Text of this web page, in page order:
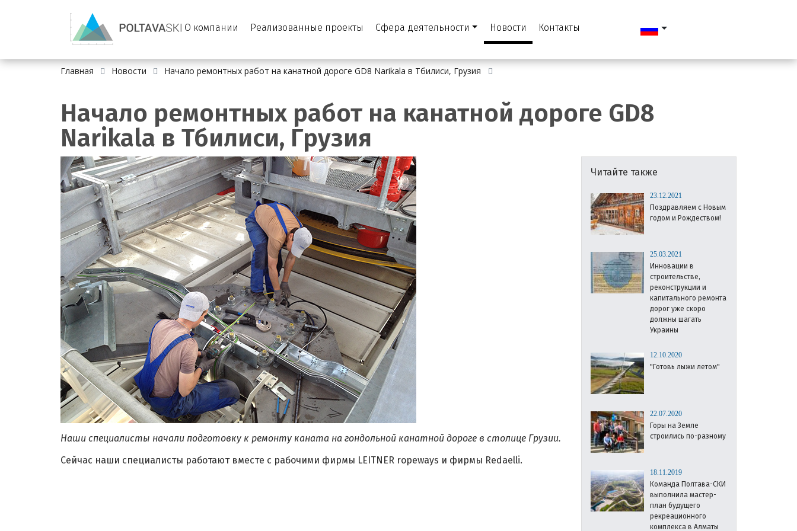
О компании Реализованные проекты Сфера деятельности Новости Контакты
Главная Новости Начало ремонтных работ на канатной дороге GD8 Narikala в Тбилиси, Грузия
Начало ремонтных работ на канатной дороге GD8
Narikala в Тбилиси, Грузия
Наши специалисты начали подготовку к ремонту каната на гондольной канатной дороге в столице Грузии.
Сейчас наши специалисты работают вместе с рабочими фирмы LEITNER ropeways и фирмы Redaelli.
Читайте также
23.12.2021
Поздравляем с Новым
годом и Рождеством!
25.03.2021
Инновации в
строительстве,
реконструкции и
капитального ремонта
дорог уже скоро
должны шагать
Украины
12.10.2020
"Готовь лыжи летом"
22.07.2020
Горы на Земле
строились по-разному
18.11.2019
Команда Полтава-СКИ
выполнила мастер-
план будущего
рекреационного
комплекса в Алматы